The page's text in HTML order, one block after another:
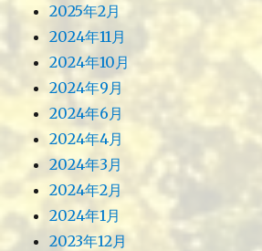
2025年2月
2024年11月
2024年10月
2024年9月
2024年6月
2024年4月
2024年3月
2024年2月
2024年1月
2023年12月